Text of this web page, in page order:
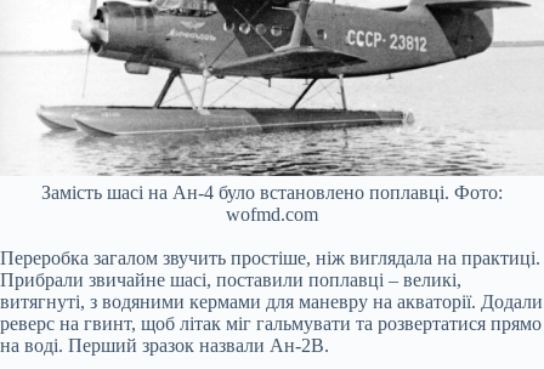
Замість шасі на Ан-4 було встановлено поплавці. Фото:
wofmd.com
Переробка загалом звучить простіше, ніж виглядала на практиці.
Прибрали звичайне шасі, поставили поплавці – великі,
витягнуті, з водяними кермами для маневру на акваторії. Додали
реверс на гвинт, щоб літак міг гальмувати та розвертатися прямо
на воді. Перший зразок назвали Ан-2В.